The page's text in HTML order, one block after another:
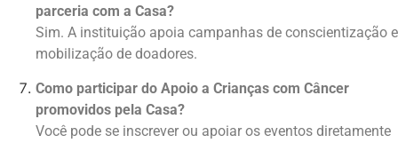
parceria com a Casa?
Sim. A instituição apoia campanhas de conscientização e
mobilização de doadores.
Como participar do Apoio a Crianças com Câncer
promovidos pela Casa?
Você pode se inscrever ou apoiar os eventos diretamente